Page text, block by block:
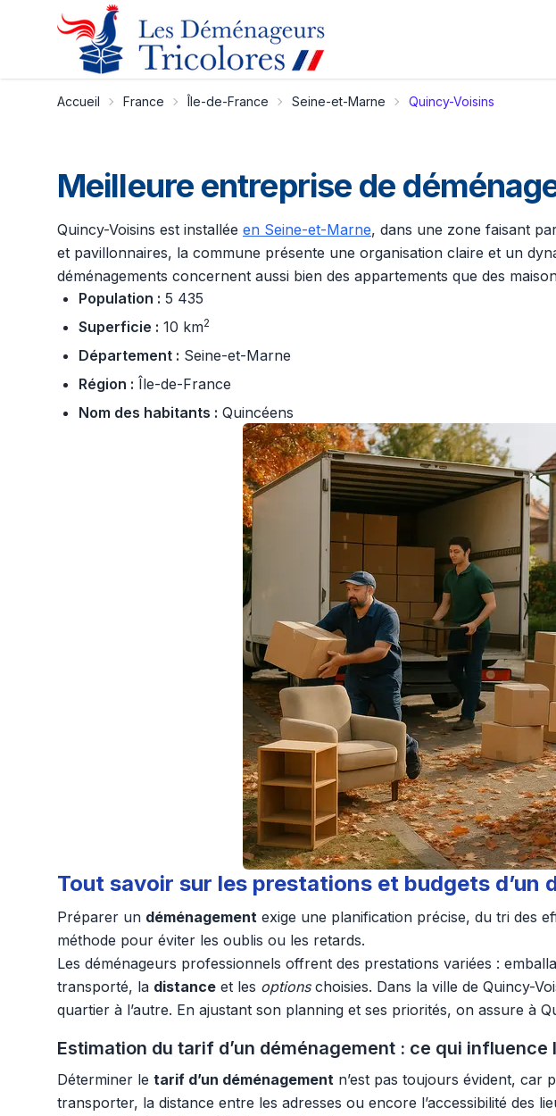
Accueil France Île-de-France Seine-et-Marne Quincy-Voisins
Meilleure entreprise de
Quincy-Voisins est installée en Seine-et-Marne, dans une zone faisant
et pavillonnaires, la commune présente une organisation claire et un
déménagements concernent aussi bien des appartements que des
Population : 5 435
Superficie : 10 km2
Département : Seine-et-Marne
Région : Île-de-France
Nom des habitants : Quincéens
Tout savoir sur les prestations et budgets d’un
Préparer un déménagement exige une planification précise, du tri des
méthode pour éviter les oublis ou les retards.
Les déménageurs professionnels offrent des prestations variées :
transporté, la distance et les optionschoisies. Dans la ville de Quincy-
quartier à l’autre. En ajustant son planning et ses priorités, on assure à
Estimation du tarif d’un déménagement : ce qui influence
Déterminer le tarif d’un déménagement n’est pas toujours évident, car
transporter, la distance entre les adresses ou encore l’accessibilité des